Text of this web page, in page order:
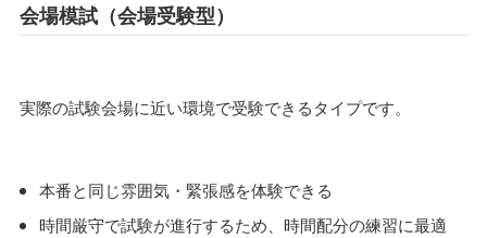
会場模試（会場受験型）
実際の試験会場に近い環境で受験できるタイプです。
本番と同じ雰囲気・緊張感を体験できる
時間厳守で試験が進行するため、時間配分の練習に最適